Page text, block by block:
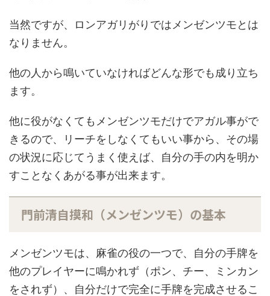
当然ですが、ロンアガリがりではメンゼンツモとは
なりません。
他の人から鳴いていなければどんな形でも成り立ち
ます。
他に役がなくてもメンゼンツモだけでアガル事がで
きるので、リーチをしなくてもいい事から、その場
の状況に応じてうまく使えば、自分の手の内を明か
すことなくあがる事が出来ます。
門前清自摸和（メンゼンツモ）の基本
メンゼンツモは、麻雀の役の一つで、自分の手牌を
他のプレイヤーに鳴かれず（ポン、チー、ミンカン
をされず）、自分だけで完全に手牌を完成させるこ